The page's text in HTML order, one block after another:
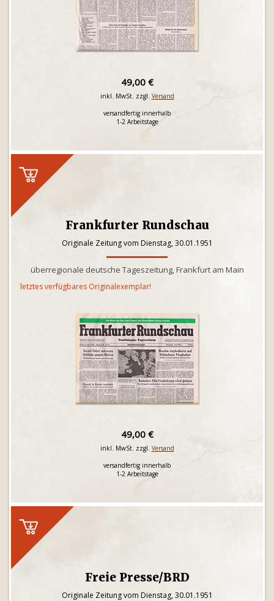
49,00 €
inkl. MwSt. zzgl. Versand
versandfertig innerhalb
1-2 Arbeitstage
Frankfurter Rundschau
Originale Zeitung vom Dienstag, 30.01.1951
überregionale deutsche Tageszeitung, Frankfurt am Main
letztes verfügbares Originalexemplar!
49,00 €
inkl. MwSt. zzgl. Versand
versandfertig innerhalb
1-2 Arbeitstage
Freie Presse/BRD
Originale Zeitung vom Dienstag, 30.01.1951